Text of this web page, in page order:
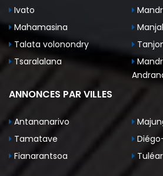
Ivato
Mahamasina
Talata volonondry
Tsaralalana
ANNONCES PAR VILLES
Antananarivo
Tamatave
Fianarantsoa
Tuléar